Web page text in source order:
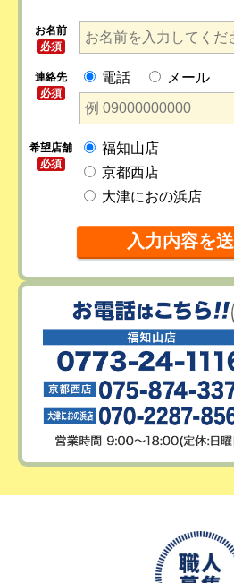
お名前
必須
連絡先
必須
電話 メール
希望店舗
必須
福知山店
京都西店
大津におの浜店